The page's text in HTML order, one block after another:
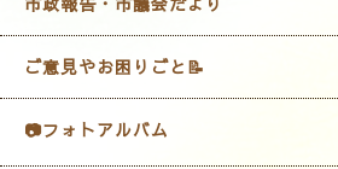
ご意見やお困りごと📝
📷フォトアルバム